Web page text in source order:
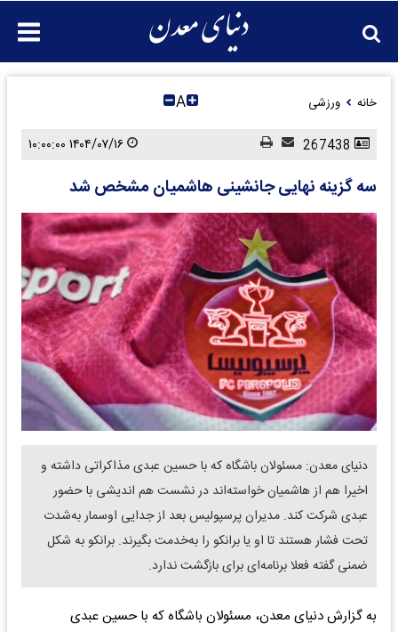
خانه ورزشی A
سه گزینه نهایی جانشینی هاشمیان مشخص شد
دنیای معدن: مسئولان باشگاه که با حسین عبدی مذاکراتی داشته و
اخیرا هم از هاشمیان خواسته‌اند در نشست هم اندیشی با حضور
عبدی شرکت کند. مدیران پرسپولیس بعد از جدایی اوسمار به‌شدت
تحت فشار هستند تا او یا برانکو را به‌خدمت بگیرند. برانکو به شکل
ضمنی گفته فعلا برنامه‌ای برای بازگشت ندارد.
به گزارش دنیای معدن، مسئولان باشگاه که با حسین عبدی